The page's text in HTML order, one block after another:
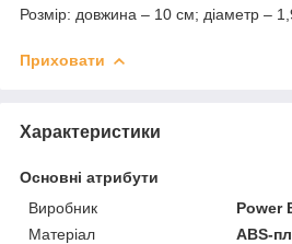
Розмір: довжина – 10 см; діаметр –
Приховати
Характеристики
Основні атрибути
Виробник
Power
Матеріал
ABS-